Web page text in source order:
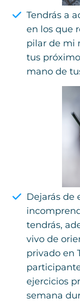
Tendrás a
en los que
pilar de mi
tus
mano de
Dejarás de
tendrás,
vivo de
privado en
ejercicios
semana